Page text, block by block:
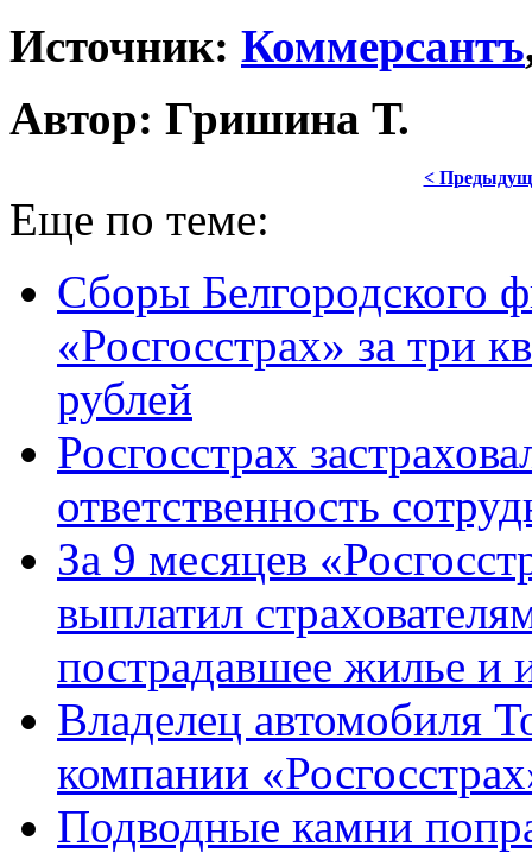
Источник: Коммерсантъ
Автор: Гришина Т.
<
Еще по теме:
Сборы Белгородского
«Росгосстрах» за три
рублей
Росгосстрах
ответственность
За 9 месяцев
выплатил
пострадавшее жилье и
Владелец автомобиля
компании
Подводные камни